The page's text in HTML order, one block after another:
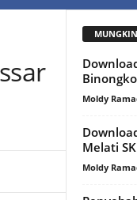
Moldy
Melati
Moldy